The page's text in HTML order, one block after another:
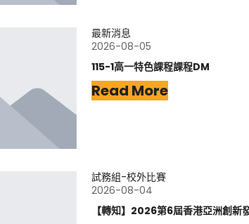
最新消息
2026-08-05
115-1高一特色課程課程DM
Read More
試務組-校外比賽
2026-08-04
【轉知】2026第6屆香港亞洲創新